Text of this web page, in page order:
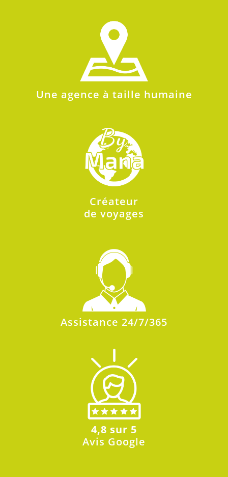
Une agence à taille humaine
Créateur
de voyages
Assistance 24/7/365
4,8 sur 5
Avis Google